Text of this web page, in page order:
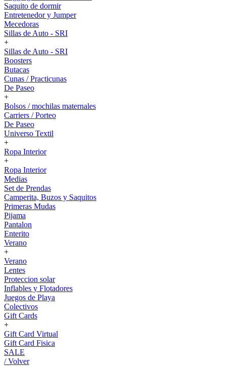
Saquito de dormir
Entretenedor y Jumper
Mecedoras
Sillas de Auto - SRI
+
Sillas de Auto - SRI
Boosters
Butacas
Cunas / Practicunas
De Paseo
+
Bolsos / mochilas maternales
Carriers / Porteo
De Paseo
Universo Textil
+
Ropa Interior
+
Ropa Interior
Medias
Set de Prendas
Camperita, Buzos y Saquitos
Primeras Mudas
Pijama
Pantalon
Enterito
Verano
+
Verano
Lentes
Proteccion solar
Inflables y Flotadores
Juegos de Playa
Colectivos
Gift Cards
+
Gift Card Virtual
Gift Card Fisica
SALE
/ Volver